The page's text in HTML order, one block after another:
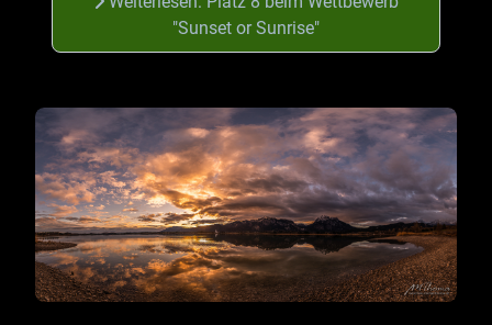
"Sunset or Sunrise"